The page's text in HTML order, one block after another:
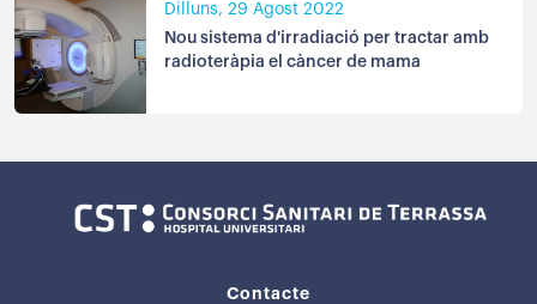
Dilluns, 29 Agost 2022
Nou sistema d'irradiació per tractar amb
radioteràpia el càncer de mama
Contacte